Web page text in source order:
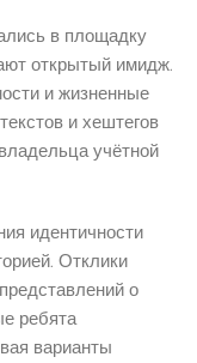
в площадку
открытый имидж.
и жизненные
и хештегов
учётной
идентичности
Отклики
о
ребята
варианты